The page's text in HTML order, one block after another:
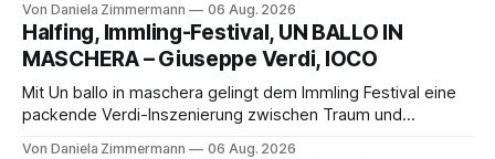
Aufführung mit starken Solisten und den Wiener
Philharmonikern, szenisch bleibt der zweite Akt jedoch
hinter den Erwartungen zurück.
Von Daniela Zimmermann 06 Aug. 2026
Halfing, Immling-Festival, UN BALLO IN
MASCHERA – Giuseppe Verdi, IOCO
Mit Un ballo in maschera gelingt dem Immling Festival eine
packende Verdi-Inszenierung zwischen Traum und
Von Daniela Zimmermann 06 Aug. 2026